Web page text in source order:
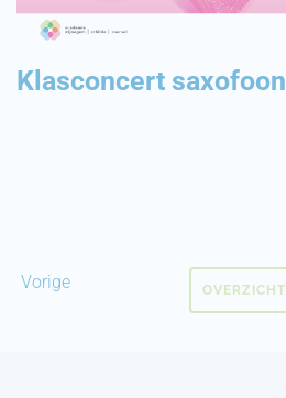
Klasconcert saxofoon
Vorige OVERZICHT